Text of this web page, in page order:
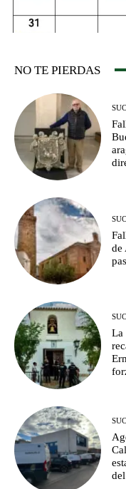
NO TE PIERDAS
de
La